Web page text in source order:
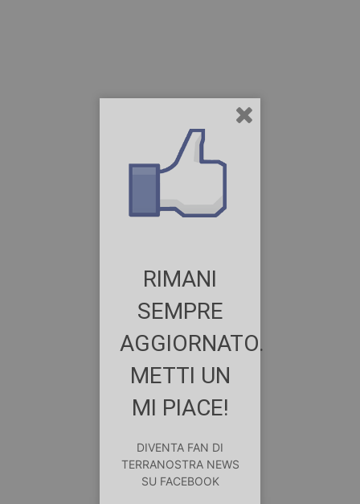
RIMANI
SEMPRE
AGGIORNATO.
METTI UN
MI PIACE!
DIVENTA FAN DI
TERRANOSTRA NEWS
SU FACEBOOK